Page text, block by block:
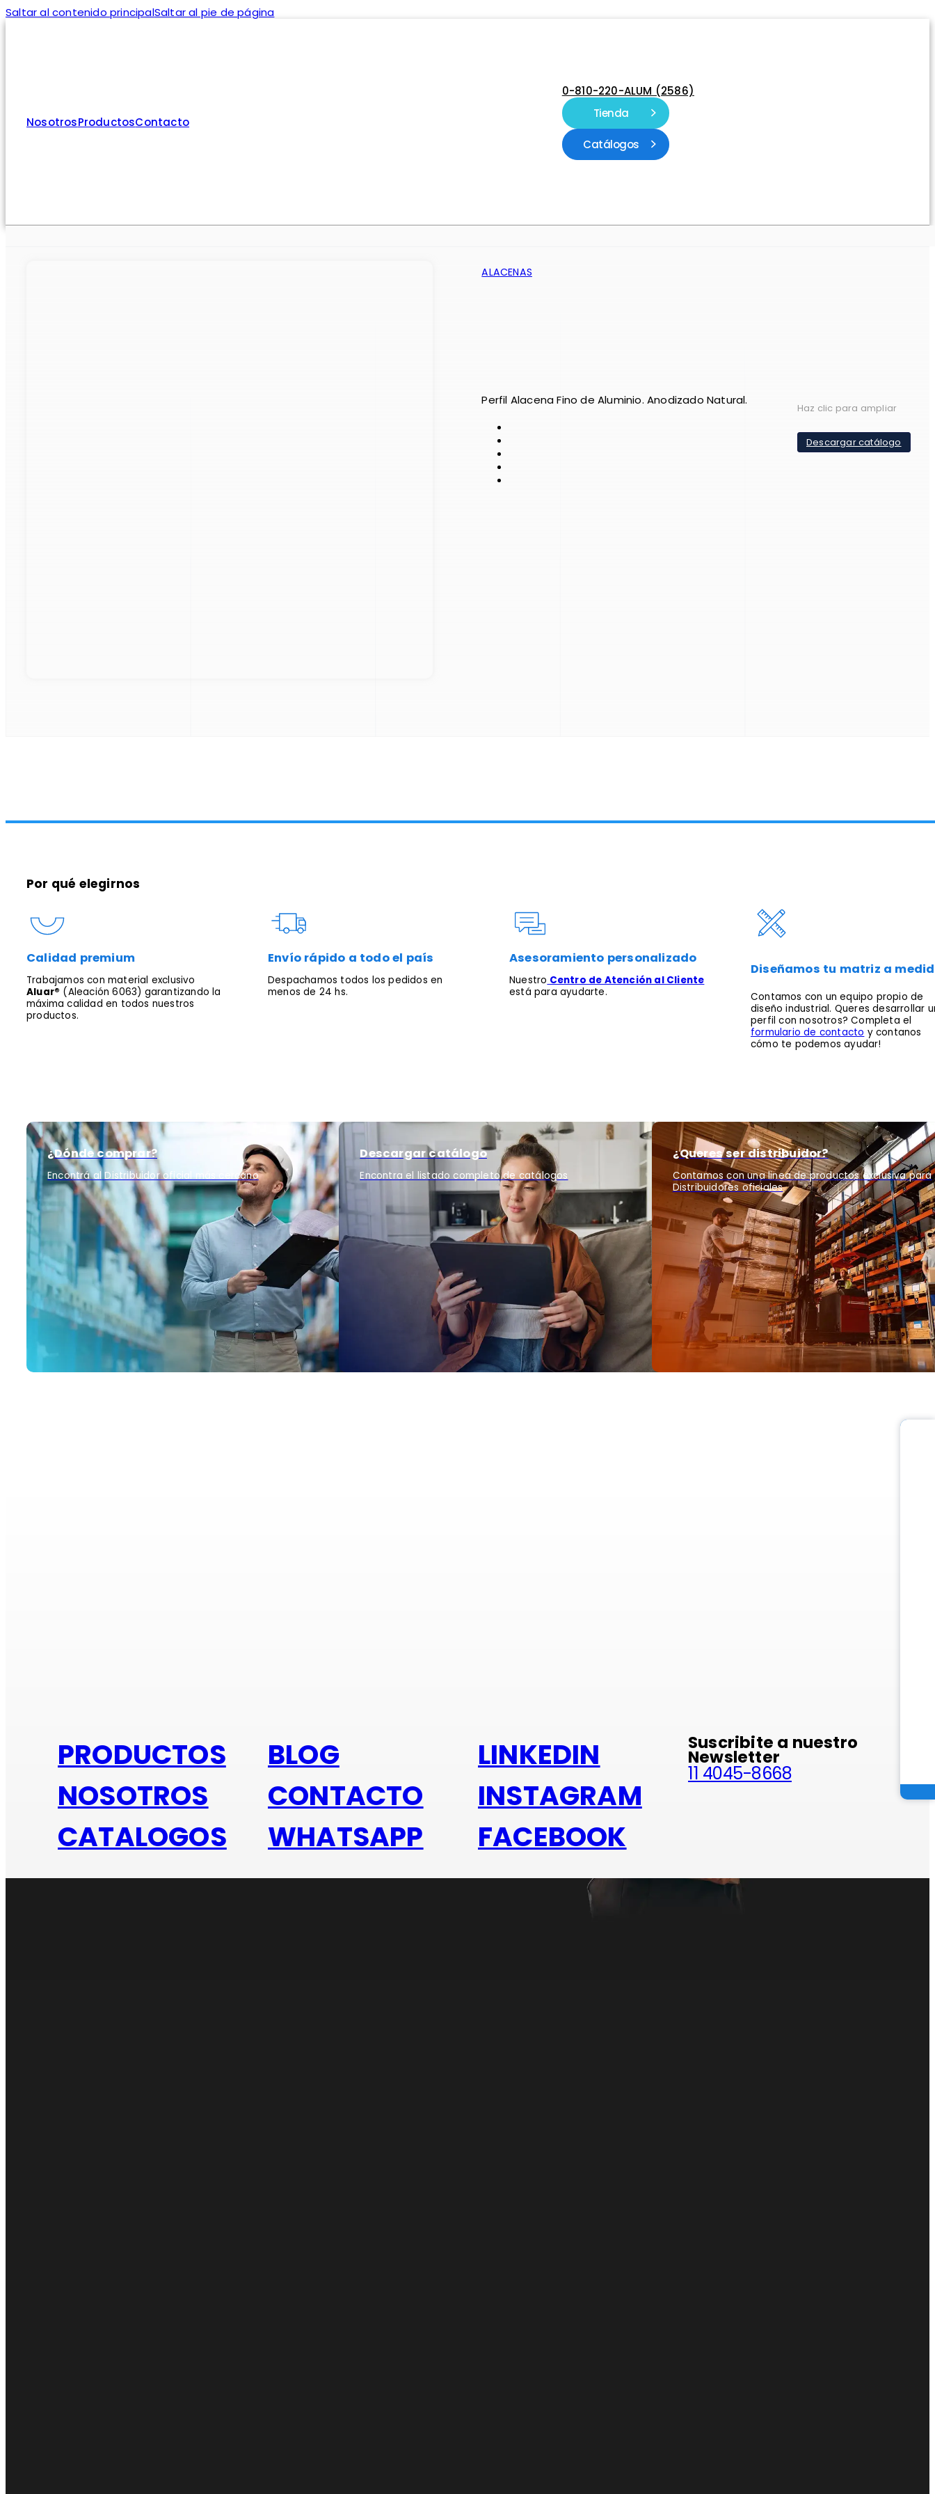
Saltar al contenido principalSaltar al pie de página
NosotrosProductosContacto
0-810-220-ALUM (2586)
Tienda
Catálogos
ALACENAS
Perfil Alacena Fino de Aluminio. Anodizado Natural.
Haz clic para ampliar
Descargar catálogo
Por qué elegirnos
Calidad premium
Trabajamos con material exclusivo
Aluar® (Aleación 6063) garantizando la
máxima calidad en todos nuestros
productos.
Envío rápido a todo el país
Despachamos todos los pedidos en
menos de 24 hs.
Asesoramiento personalizado
Nuestro Centro de Atención al Cliente
está para ayudarte.
Diseñamos tu matriz a
Contamos con un equipo propio de
diseño industrial. Queres desarrollar
perfil con nosotros? Completa el
formulario de contacto y contanos
cómo te podemos ayudar!
¿Dónde comprar?
Encontrá al Distribuidor oficial más cercano
Descargar catálogo
Encontra el listado completo de catálogos
¿Queres ser distribuidor?
Contamos con una linea de productos exclusiva para
Distribuidores oficiales
PRODUCTOS
NOSOTROS
CATALOGOS
BLOG
CONTACTO
WHATSAPP
LINKEDIN
INSTAGRAM
FACEBOOK
Suscribite a nuestro
Newsletter
11 4045-8668